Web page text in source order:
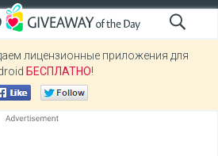
лицензионные приложения для
БЕСПЛАТНО!